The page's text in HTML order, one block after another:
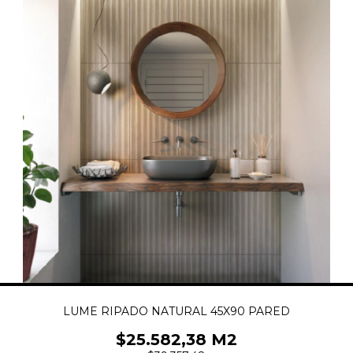
LUME RIPADO NATURAL 45X90 PARED
$25.582,38 M2